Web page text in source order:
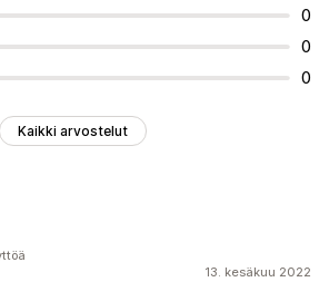
0
0
0
Kaikki arvostelut
13. kesäkuu 2022